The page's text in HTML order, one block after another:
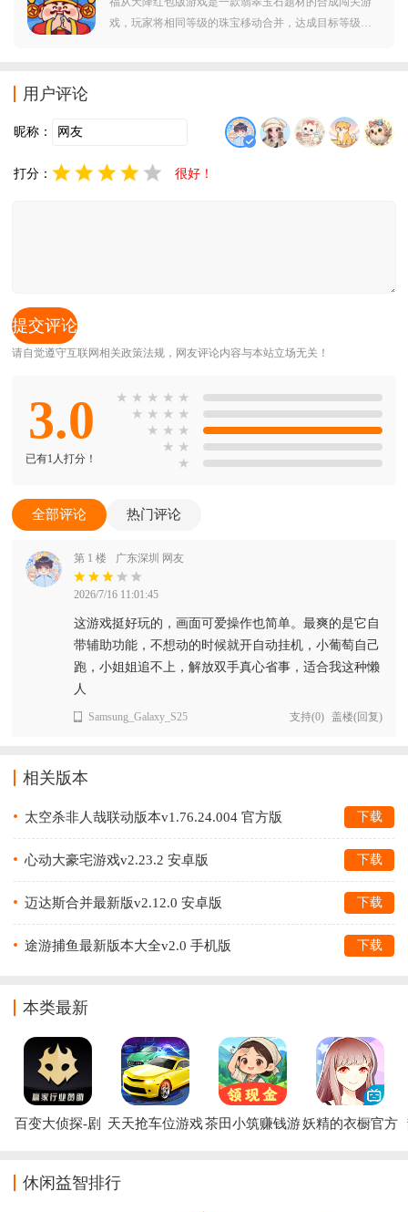
戏，玩家将相同等级的珠宝移动合并，达成目标等级即
用户评论
昵称：
打分： 很好！
请自觉遵守互联网相关政策法规，网友评论内容与本站立场无关！
3.0
已有1人打分！
★ ★ ★ ★ ★
★ ★ ★ ★
★ ★ ★
★ ★
★
全部评论 热门评论
第 1 楼 广东深圳 网友
2026/7/16 11:01:45
这游戏挺好玩的，画面可爱操作也简单。最爽的是它自
带辅助功能，不想动的时候就开自动挂机，小葡萄自己
跑，小姐姐追不上，解放双手真心省事，适合我这种懒
人
Samsung_Galaxy_S25 支持(0) 盖楼(回复)
相关版本
太空杀非人哉联动版本v1.76.24.004 官方版 下载
心动大豪宅游戏v2.23.2 安卓版 下载
迈达斯合并最新版v2.12.0 安卓版 下载
途游捕鱼最新版本大全v2.0 手机版 下载
本类最新
百变大侦探-剧
天天抢车位游戏茶田小筑赚钱游妖精的衣橱官方
休闲益智排行